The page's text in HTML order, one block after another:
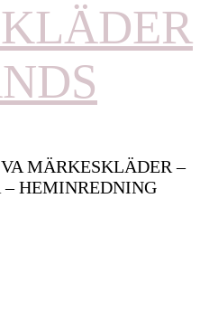
MÄRKESKLÄDER –
– HEMINREDNING